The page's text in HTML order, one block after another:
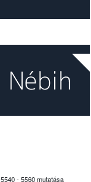
5540 - 5560 mutatása